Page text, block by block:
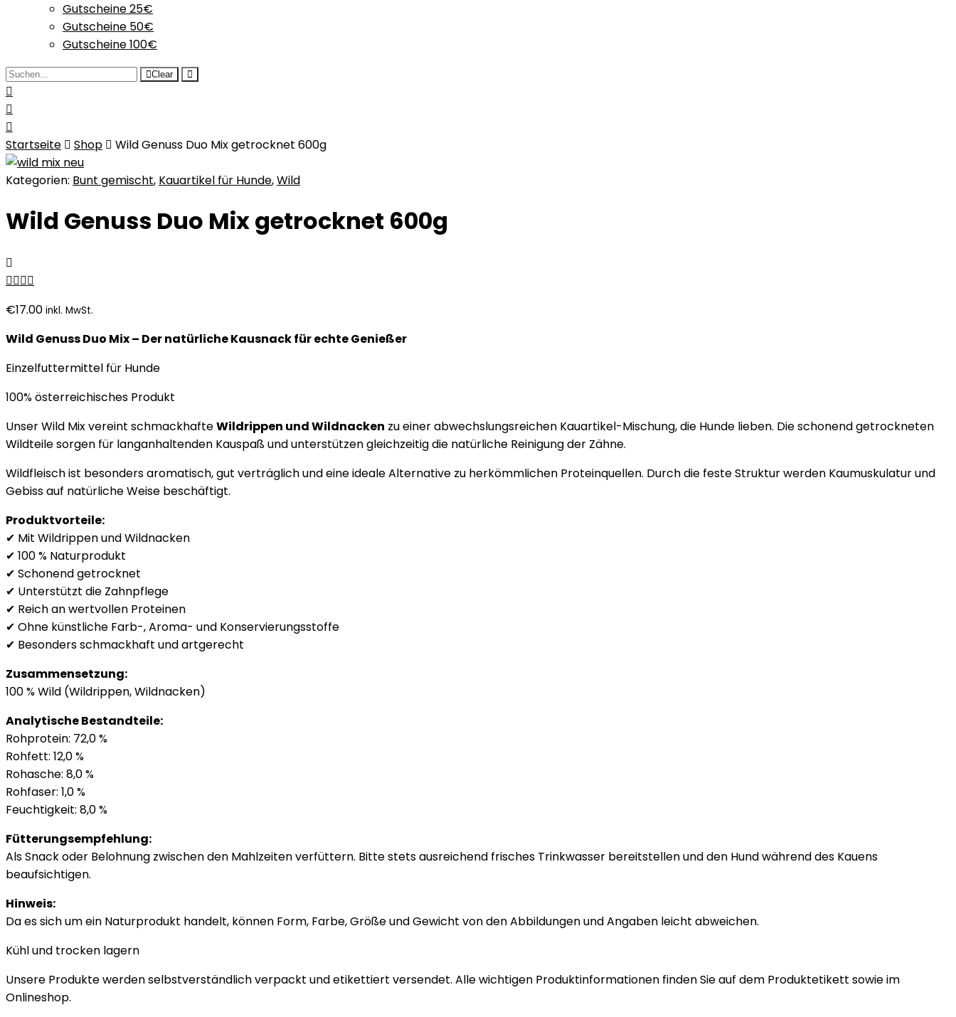
Gutscheine 25€
Gutscheine 50€
Gutscheine 100€
Clear
Startseite Shop Wild Genuss Duo Mix getrocknet 600g
Kategorien: Bunt gemischt, Kauartikel für Hunde,Wild
Wild Genuss Duo Mix getrocknet 600g
€17.00 inkl. MwSt.
Wild Genuss Duo Mix – Der natürliche Kausnack für echte Genießer
Einzelfuttermittel für Hunde
100% österreichisches Produkt
Unser Wild Mix vereint schmackhafteWildrippen und Wildnacken zu einer abwechslungsreichen Kauartikel-Mischung, die Hunde lieben. Die schonend getrockneten
Wildteile sorgen für langanhaltenden Kauspaß und unterstützen gleichzeitig die natürliche Reinigung der Zähne.
Wildfleisch ist besonders aromatisch, gut verträglich und eine ideale Alternative zu herkömmlichen Proteinquellen. Durch die feste Struktur werden Kaumuskulatur und
Gebiss auf natürliche Weise beschäftigt.
Produktvorteile:
✔ Mit Wildrippen und Wildnacken
✔ 100 % Naturprodukt
✔ Schonend getrocknet
✔ Unterstützt die Zahnpflege
✔ Reich an wertvollen Proteinen
✔ Ohne künstliche Farb-, Aroma- und Konservierungsstoffe
✔ Besonders schmackhaft und artgerecht
Zusammensetzung:
100 % Wild (Wildrippen, Wildnacken)
Analytische Bestandteile:
Rohprotein: 72,0 %
Rohfett: 12,0 %
Rohasche: 8,0 %
Rohfaser: 1,0 %
Feuchtigkeit: 8,0 %
Fütterungsempfehlung:
Als Snack oder Belohnung zwischen den Mahlzeiten verfüttern. Bitte stets ausreichend frisches Trinkwasser bereitstellen und den Hund während des Kauens
beaufsichtigen.
Hinweis:
Da es sich um ein Naturprodukt handelt, können Form, Farbe, Größe und Gewicht von den Abbildungen und Angaben leicht abweichen.
Kühl und trocken lagern
Unsere Produkte werden selbstverständlich verpackt und etikettiert versendet. Alle wichtigen Produktinformationen finden Sie auf dem Produktetikett sowie im
Onlineshop.